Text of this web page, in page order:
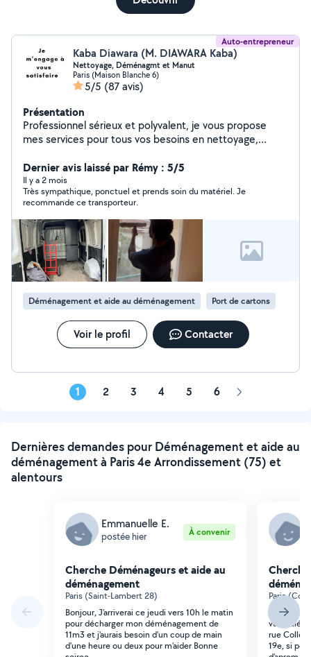
Auto-entrepreneur
Kaba Diawara (M. DIAWARA Kaba)
Nettoyage, Déménagmt et Manut
Paris (Maison Blanche 6)
5/5 (87 avis)
Présentation
Professionnel sérieux et polyvalent, je vous propose
mes services pour tous vos besoins en nettoyage,
et petits travaux du quotidien. Grâce à mon expérience
et à mon sens du service, j'interviens avec efficacité,
soin et professionnalisme afin de vous garantir un travail
propre et de qualité. Ponctuel, organisé et à l'écoute, je
m'adapte à chaque demande pour vous offrir une
prestation fiable et sans stress. Mon objectif : vous
apporter une aide concrète et une entière satisfaction
à chaque intervention. N'hésitez pas à me contacter, je
serai ravi de vous accompagner dans vos projets.
Dernier avis laissé par Rémy : 5/5
Il y a 2 mois
Très sympathique, ponctuel et prends soin du matériel. Je
recommande ce transporteur.
Déménagement et aide au déménagement Port de cartons
Voir le profil Contacter
1 2 3 4 5 6 Page
Dernières demandes pour Déménagement et aide au
déménagement à Paris 4e Arrondissement (75) et
alentours
Emmanuelle E.
postée hier À convenir
Cherche Déménageurs et aide au
déménagement
Paris (Saint-Lambert 28)
Bonjour, J'arriverai ce jeudi vers 10h le matin
pour décharger mon déménagement de
11m3 et j'aurais besoin d'un coup de main
d'une heure ou deux pour m'aider Bonne
Paris
Bonjour,
véhiculée
rue
19e, si